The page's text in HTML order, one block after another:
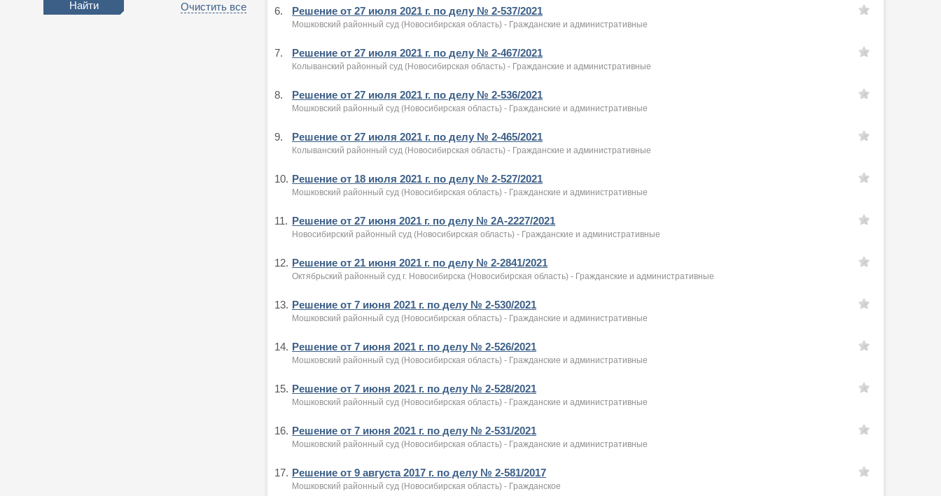
Очистить все 6. Решение от 27 июля 2021 г. по делу № 2-537/2021
Мошковский районный суд (Новосибирская область) - Гражданские и административные
7. Решение от 27 июля 2021 г. по делу № 2-467/2021
Колыванский районный суд (Новосибирская область) - Гражданские и административные
8. Решение от 27 июля 2021 г. по делу № 2-536/2021
Мошковский районный суд (Новосибирская область) - Гражданские и административные
9. Решение от 27 июля 2021 г. по делу № 2-465/2021
Колыванский районный суд (Новосибирская область) - Гражданские и административные
10. Решение от 18 июля 2021 г. по делу № 2-527/2021
Мошковский районный суд (Новосибирская область) - Гражданские и административные
11. Решение от 27 июня 2021 г. по делу № 2А-2227/2021
Новосибирский районный суд (Новосибирская область) - Гражданские и административные
12. Решение от 21 июня 2021 г. по делу № 2-2841/2021
Октябрьский районный суд г. Новосибирска (Новосибирская область) - Гражданские и административные
13. Решение от 7 июня 2021 г. по делу № 2-530/2021
Мошковский районный суд (Новосибирская область) - Гражданские и административные
14. Решение от 7 июня 2021 г. по делу № 2-526/2021
Мошковский районный суд (Новосибирская область) - Гражданские и административные
15. Решение от 7 июня 2021 г. по делу № 2-528/2021
Мошковский районный суд (Новосибирская область) - Гражданские и административные
16. Решение от 7 июня 2021 г. по делу № 2-531/2021
Мошковский районный суд (Новосибирская область) - Гражданские и административные
17. Решение от 9 августа 2017 г. по делу № 2-581/2017
Мошковский районный суд (Новосибирская область) - Гражданское